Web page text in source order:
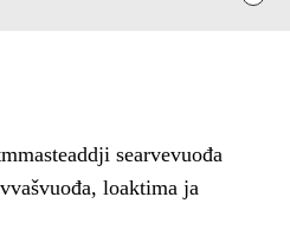
searvevuođa
loaktima ja